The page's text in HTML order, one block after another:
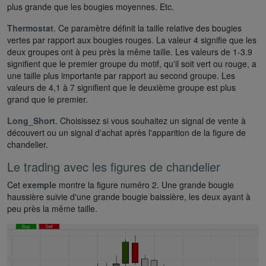
plus grande que les bougies moyennes. Etc.
Thermostat. Ce paramètre définit la taille relative des bougies
vertes par rapport aux bougies rouges. La valeur 4 signifie que les
deux groupes ont à peu près la même taille. Les valeurs de 1-3.9
signifient que le premier groupe du motif, qu'il soit vert ou rouge, a
une taille plus importante par rapport au second groupe. Les
valeurs de 4,1 à 7 signifient que le deuxième groupe est plus
grand que le premier.
Long_Short. Choisissez si vous souhaitez un signal de vente à
découvert ou un signal d'achat après l'apparition de la figure de
chandelier.
Le trading avec les figures de chandelier
Cet exemple montre la figure numéro 2. Une grande bougie
haussière suivie d'une grande bougie baissière, les deux ayant à
peu près la même taille.